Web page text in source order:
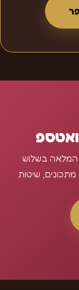
המלאה בשלוש
שיטות